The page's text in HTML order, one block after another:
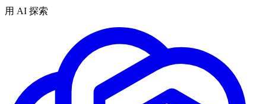
用 AI 探索